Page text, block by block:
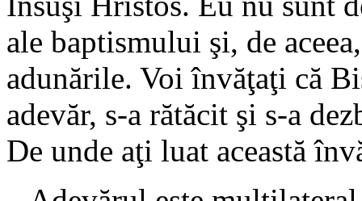
ale baptismului şi, de
adunările. Voi învăţaţi că
adevăr, s-a rătăcit şi s-a
De unde aţi luat această